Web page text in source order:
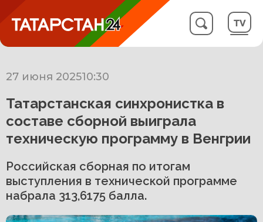
27 июня 202510:30
Татарстанская синхронистка в
составе сборной выиграла
техническую программу в Венгрии
Российская сборная по итогам
выступления в технической программе
набрала 313,6175 балла.